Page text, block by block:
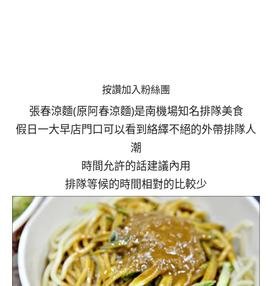
按讚加入粉絲團
張春涼麵(原阿春涼麵)是南機場知名排隊美食
假日一大早店門口可以看到絡繹不絕的外帶排隊人
潮
時間允許的話建議內用
排隊等候的時間相對的比較少